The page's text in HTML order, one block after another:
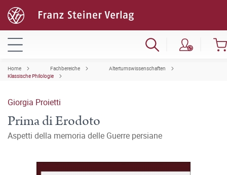
Home Fachbereiche
Altertumswissenschaften
Klassische Philologie
Giorgia Proietti
Prima di Erodoto
Aspetti della memoria delle Guerre persiane